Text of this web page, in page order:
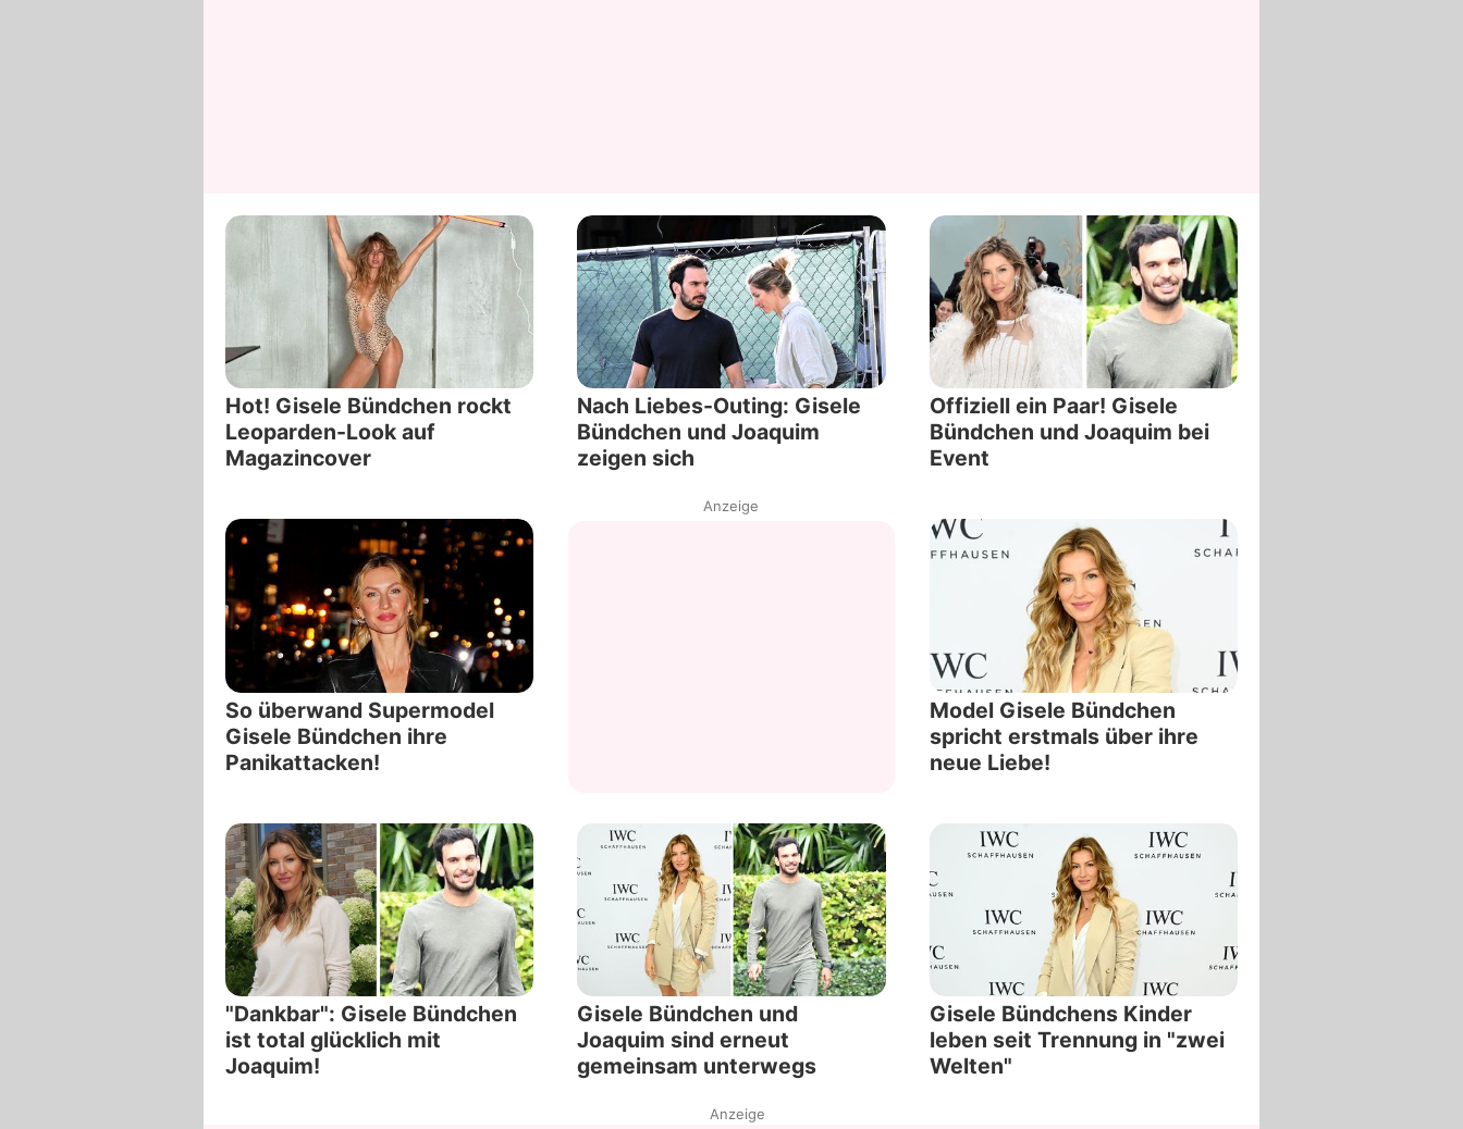
Hot! Gisele Bündchen rockt
Leoparden-Look auf
Magazincover
Nach Liebes-Outing: Gisele
Bündchen und Joaquim
zeigen sich
Offiziell ein Paar! Gisele
Bündchen und Joaquim bei
Event
So überwand Supermodel
Gisele Bündchen ihre
Panikattacken!
Anzeige
Model Gisele Bündchen
spricht erstmals über ihre
neue Liebe!
"Dankbar": Gisele Bündchen
ist total glücklich mit
Joaquim!
Gisele Bündchen und
Joaquim sind erneut
gemeinsam unterwegs
Gisele Bündchens Kinder
leben seit Trennung in "zwei
Welten"
Anzeige